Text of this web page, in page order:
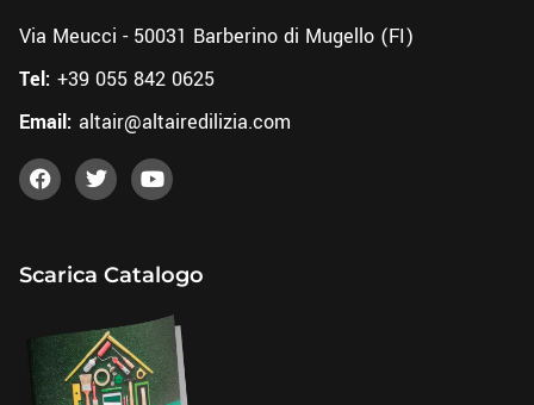
Via Meucci - 50031 Barberino di Mugello (FI)
Tel: +39 055 842 0625
Email: altair@altairedilizia.com
Scarica Catalogo